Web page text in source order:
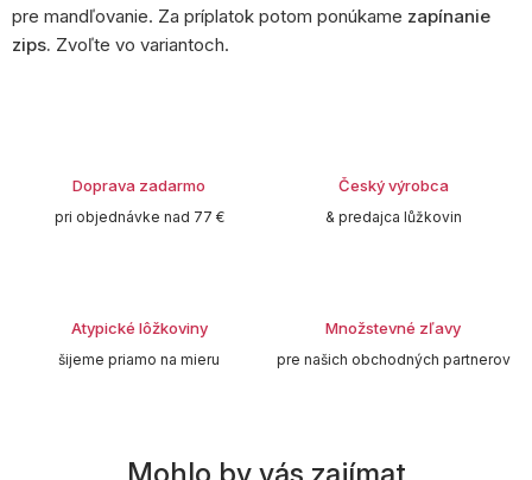
pre mandľovanie. Za príplatok potom ponúkame zapínanie
zips. Zvoľte vo variantoch.
Doprava zadarmo
pri objednávke nad 77 €
Český výrobca
& predajca lůžkovin
Atypické lôžkoviny
šijeme priamo na mieru
Množstevné zľavy
pre našich obchodných partnerov